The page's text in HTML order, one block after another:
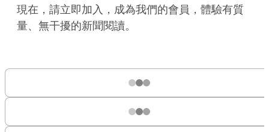
現在，請立即加入，成為我們的會員，體驗有質
量、無干擾的新聞閱讀。